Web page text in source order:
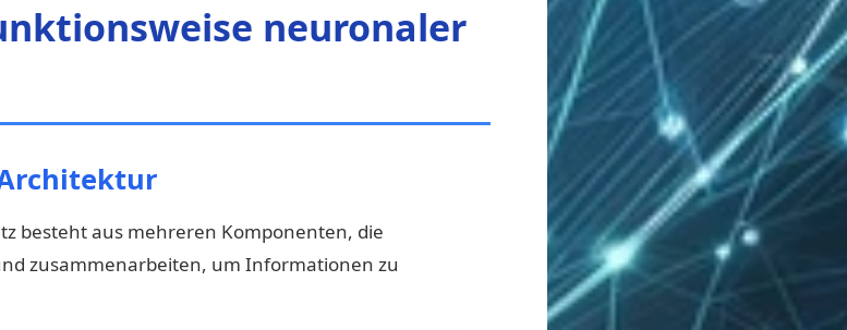
neuronaler
besteht aus mehreren Komponenten, die
zusammenarbeiten, um Informationen zu